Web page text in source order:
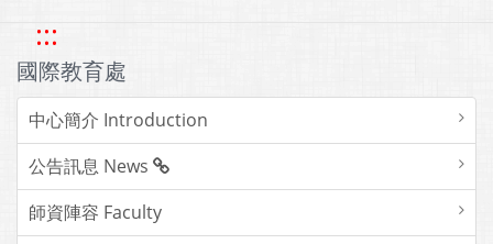
:::
國際教育處
中心簡介 Introduction
公告訊息 News
師資陣容 Faculty